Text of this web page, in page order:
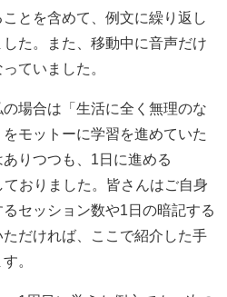
とを含めて、例文に繰り返し
た。また、移動中に音声だけ
ていました。
場合は「生活に全く無理のな
モットーに学習を進めていた
りつつも、1日に進める
おりました。皆さんはご自身
セッション数や1日の暗記する
だければ、ここで紹介した手
。